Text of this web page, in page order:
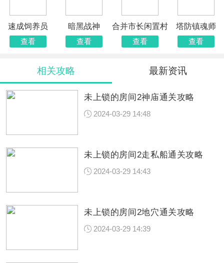
速成饲养员
查看
暗黑战神
查看
合并市长闲置村
查看
塔防镇魂师
查看
相关攻略 最新资讯
未上锁的房间2神庙通关攻略
2024-03-29 14:48
未上锁的房间2走私船通关攻略
2024-03-29 14:43
未上锁的房间2地穴通关攻略
2024-03-29 14:39